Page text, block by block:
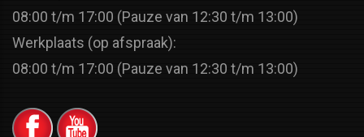
08:00 t/m 17:00 (Pauze van 12:30 t/m 13:00)
Werkplaats (op afspraak):
08:00 t/m 17:00 (Pauze van 12:30 t/m 13:00)